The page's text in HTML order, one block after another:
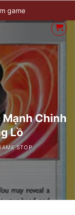
game
Chinh
Lồ
STOP